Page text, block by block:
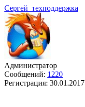
Сергей_техподдержка
Администратор
Сообщений: 1220
Регистрация: 30.01.2017